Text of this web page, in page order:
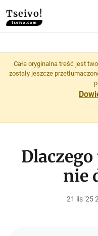
Tseivo!
tseivo.com
Cała oryginalna treść jest
zostały jeszcze
nie
21 lis '25